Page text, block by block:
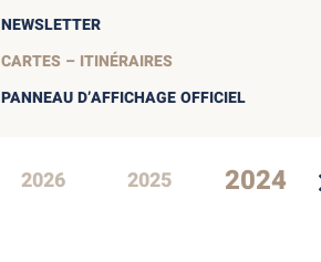
NEWSLETTER
CARTES – ITINÉRAIRES
PANNEAU D’AFFICHAGE OFFICIEL
2026 2025 2024